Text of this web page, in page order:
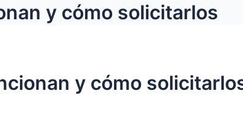
y cómo solicitarlos
y cómo